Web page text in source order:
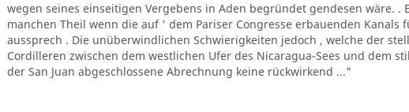
wegen seines einseitigen Vergebens in Aden begründet gendesen wäre. .
manchen Theil wenn die auf ' dem Pariser Congresse erbauenden Kanals
aussprech . Die unüberwindlichen Schwierigkeiten jedoch , welche der
Cordilleren zwischen dem westlichen Ufer des Nicaragua-Sees und dem
der San Juan abgeschlossene Abrechnung keine rückwirkend ..."